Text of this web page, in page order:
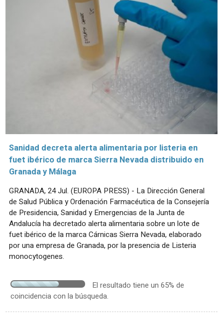
Sanidad decreta alerta alimentaria por listeria en
fuet ibérico de marca Sierra Nevada distribuido en
Granada y Málaga
GRANADA, 24 Jul. (EUROPA PRESS) - La Dirección General
de Salud Pública y Ordenación Farmacéutica de la Consejería
de Presidencia, Sanidad y Emergencias de la Junta de
Andalucía ha decretado alerta alimentaria sobre un lote de
fuet ibérico de la marca Cárnicas Sierra Nevada, elaborado
por una empresa de Granada, por la presencia de Listeria
monocytogenes.
El resultado tiene un 65% de
coincidencia con la búsqueda.